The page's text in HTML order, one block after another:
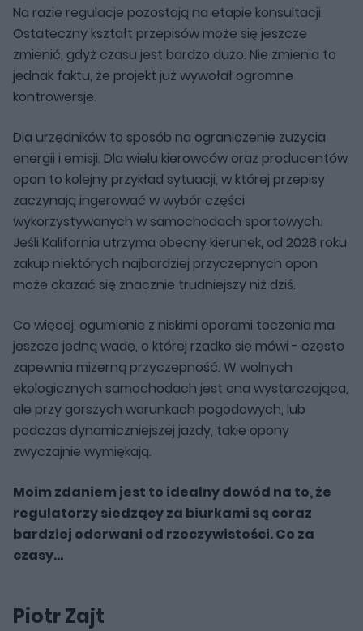
Na razie regulacje pozostają na etapie konsultacji.
Ostateczny kształt przepisów może się jeszcze
zmienić, gdyż czasu jest bardzo dużo. Nie zmienia to
jednak faktu, że projekt już wywołał ogromne
kontrowersje.
Dla urzędników to sposób na ograniczenie zużycia
energii i emisji. Dla wielu kierowców oraz producentów
opon to kolejny przykład sytuacji, w której przepisy
zaczynają ingerować w wybór części
wykorzystywanych w samochodach sportowych.
Jeśli Kalifornia utrzyma obecny kierunek, od 2028 roku
zakup niektórych najbardziej przyczepnych opon
może okazać się znacznie trudniejszy niż dziś.
Co więcej, ogumienie z niskimi oporami toczenia ma
jeszcze jedną wadę, o której rzadko się mówi - często
zapewnia mizerną przyczepność. W wolnych
ekologicznych samochodach jest ona wystarczająca,
ale przy gorszych warunkach pogodowych, lub
podczas dynamiczniejszej jazdy, takie opony
zwyczajnie wymiękają.
Moim zdaniem jest to idealny dowód na to, że
regulatorzy siedzący za biurkami są coraz
bardziej oderwani od rzeczywistości. Co za
czasy...
Piotr Zajt